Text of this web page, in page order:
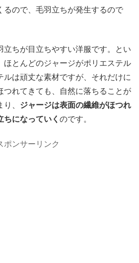
るので、毛羽立ちが発生するので
立ちが目立ちやすい洋服です。とい
ほとんどのジャージがポリエステル
ルは頑丈な素材ですが、それだけに
つれてきても、自然に落ちることが
、 ジャージは表面の繊維がほつれ
ちになっていく のです。
ポンサーリンク